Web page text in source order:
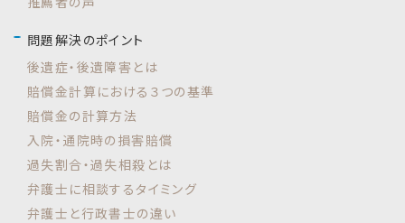
問題解決のポイント
後遺症・後遺障害とは
賠償金計算における３つの基準
賠償金の計算方法
入院・通院時の損害賠償
過失割合・過失相殺とは
弁護士に相談するタイミング
弁護士と行政書士の違い